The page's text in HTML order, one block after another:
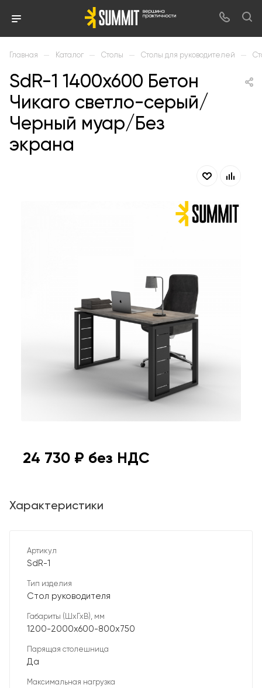
Главная — Каталог — Столы — Столы для руководителей —
SdR-1 1400х600 Бетон
Чикаго светло-серый/
Черный муар/Без
экрана
24 730 ₽ без НДС
Характеристики
Артикул
SdR-1
Тип изделия
Стол руководителя
Габариты (ШхГхВ), мм
1200-2000х600-800х750
Парящая столешница
Да
Максимальная нагрузка